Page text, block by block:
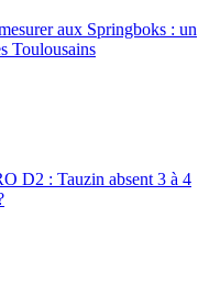
aux Springboks : un
Toulousains
D2 : Tauzin absent 3 à 4